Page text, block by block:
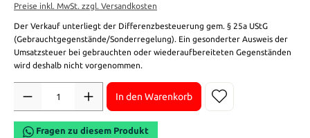
Preise inkl. MwSt. zzgl. Versandkosten
Der Verkauf unterliegt der Differenzbesteuerung gem. § 25a UStG
(Gebrauchtgegenstände/Sonderregelung). Ein gesonderter Ausweis der
Umsatzsteuer bei gebrauchten oder wiederaufbereiteten Gegenständen
wird deshalb nicht vorgenommen.
In den Warenkorb
Fragen zu diesem Produkt